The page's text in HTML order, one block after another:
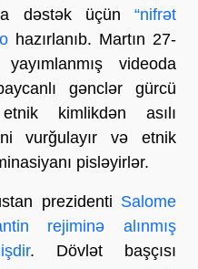
dəstək üçün “nifrət
hazırlanıb. Martın 27-
videoda
gənclər gürcü
kimlikdən asılı
vurğulayır və etnik
pisləyirlər.
prezidenti Salome
rejiminə alınmış
. Dövlət başçısı